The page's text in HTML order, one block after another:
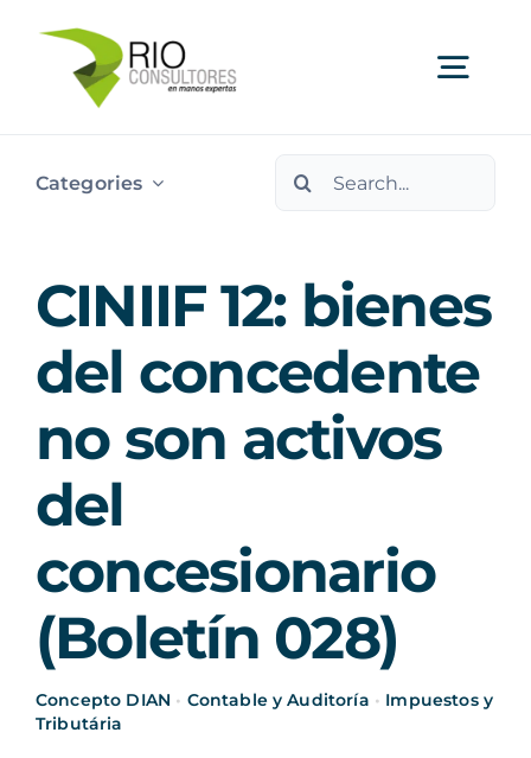
content
Categories
Search
CINIIF 12: bienes
del concedente
no son activos
del
concesionario
(Boletín 028)
Concepto DIAN • Contable y Auditoría • Impuestos y
Tributária